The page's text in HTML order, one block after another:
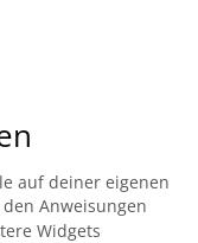
auf deiner eigenen
Anweisungen
Widgets